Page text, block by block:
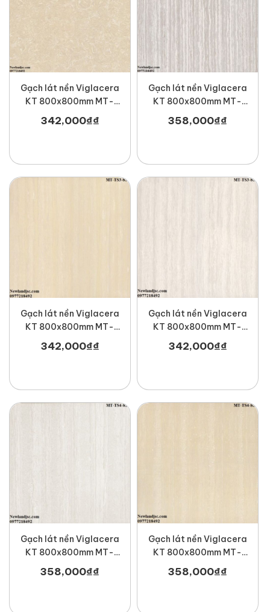
Gạch lát nền Viglacera
KT 800x800mm MT-
TS2-812
342,000₫₫
Gạch lát nền Viglacera
KT 800x800mm MT-
TS3-802
358,000₫₫
Gạch lát nền Viglacera
KT 800x800mm MT-
TS3-815
342,000₫₫
Gạch lát nền Viglacera
KT 800x800mm MT-
TS3-817
342,000₫₫
Gạch lát nền Viglacera
KT 800x800mm MT-
358,000₫₫
Gạch lát nền Viglacera
KT 800x800mm MT-
358,000₫₫